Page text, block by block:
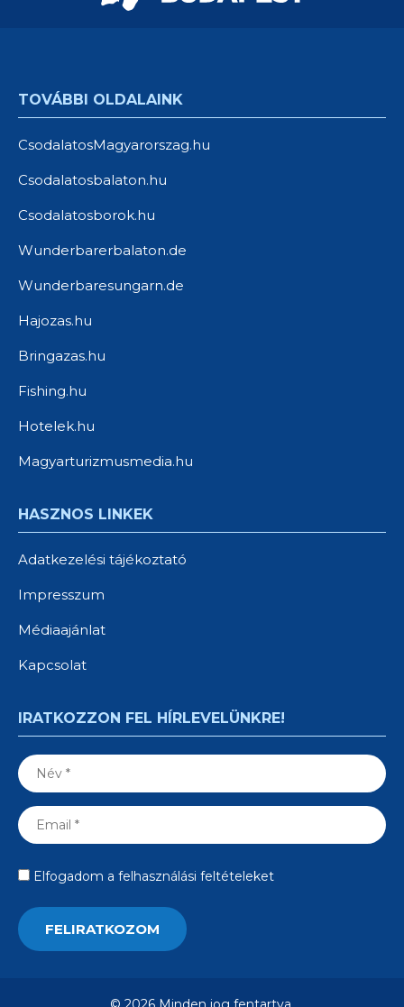
TOVÁBBI OLDALAINK
CsodalatosMagyarorszag.hu
Csodalatosbalaton.hu
Csodalatosborok.hu
Wunderbarerbalaton.de
Wunderbaresungarn.de
Hajozas.hu
Bringazas.hu
Fishing.hu
Hotelek.hu
Magyarturizmusmedia.hu
HASZNOS LINKEK
Adatkezelési tájékoztató
Impresszum
Médiaajánlat
Kapcsolat
IRATKOZZON FEL HÍRLEVELÜNKRE!
Elfogadom a felhasználási feltételeket